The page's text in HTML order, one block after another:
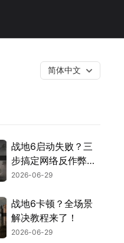
简体中文
战地6启动失败？三
步搞定网络反作弊与
安全设置！
2026-06-29
战地6卡顿？全场景
解决教程来了！
2026-06-29